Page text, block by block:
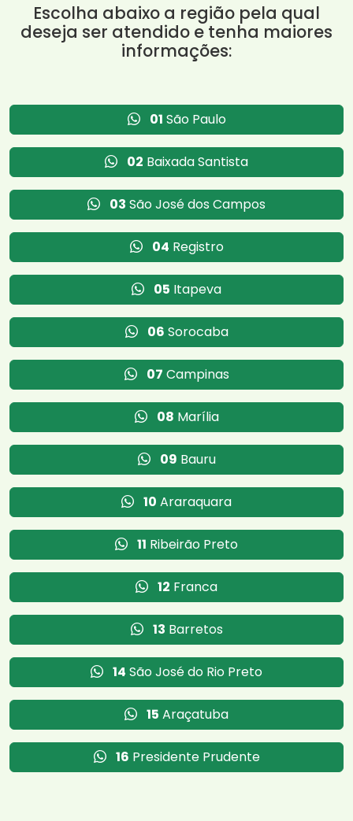
Escolha abaixo a região pela qual
deseja ser atendido e tenha maiores
informações:
01 São Paulo
02 Baixada Santista
03 São José dos Campos
04 Registro
05 Itapeva
06 Sorocaba
07 Campinas
08 Marília
09 Bauru
10 Araraquara
11 Ribeirão Preto
12 Franca
13 Barretos
14 São José do Rio Preto
15 Araçatuba
16 Presidente Prudente